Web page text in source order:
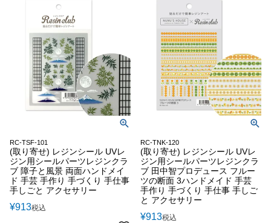
RC-TSF-101
(取り寄せ) レジンシール UVレ
ジン用シールパーツレジンクラ
ブ 障子と風景 両面ハンドメイ
ド 手芸 手作り 手づくり 手仕事
手しごと アクセサリー
¥913税込
RC-TNK-120
(取り寄せ) レジンシール UVレ
ジン用シールパーツレジンクラ
ブ 田中智プロデュース フルー
ツの断面 3ハンドメイド 手芸
手作り 手づくり 手仕事 手しご
と アクセサリー
¥913税込